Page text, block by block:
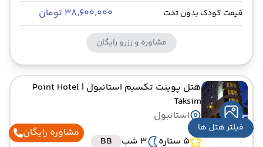
فیلتر هتل ها
قیمت کودک بدون تخت ۳۸٬۶۰۰٬۰۰۰ تومان
مشاوره و رزرو رایگان
هتل پوینت تکسیم استانبول | Point Hotel
Taksim
استانبول
5 ستاره
3 شب BB
مشاوره رایگان